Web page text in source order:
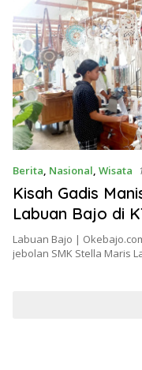
Berita, Nasional, Wisata
Kisah Gadis
Labuan Bajo di
Labuan Bajo |
jebolan SMK Stella Maris